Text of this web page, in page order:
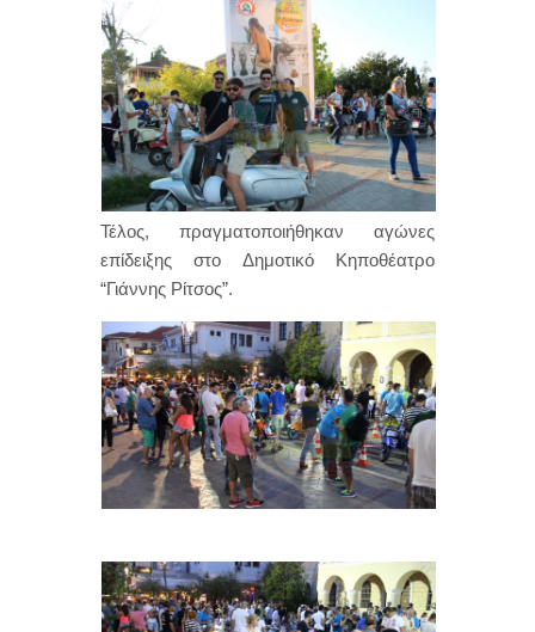
Τέλος, πραγματοποιήθηκαν αγώνες
επίδειξης στο Δημοτικό Κηποθέατρο
“Γιάννης Ρίτσος”.